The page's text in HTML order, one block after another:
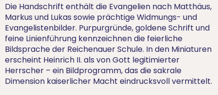
Die Handschrift enthält die Evangelien nach Matthäus,
Markus und Lukas sowie prächtige Widmungs- und
Evangelistenbilder. Purpurgründe, goldene Schrift und
feine Linienführung kennzeichnen die feierliche
Bildsprache der Reichenauer Schule. In den Miniaturen
erscheint Heinrich II. als von Gott legitimierter
Herrscher – ein Bildprogramm, das die sakrale
Dimension kaiserlicher Macht eindrucksvoll vermittelt.